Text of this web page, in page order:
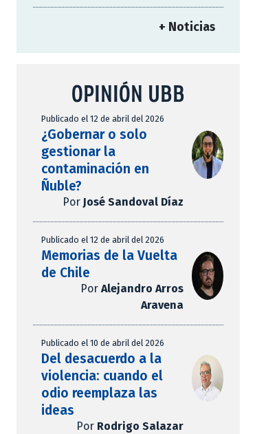
+ Noticias
OPINIÓN UBB
Publicado el 12 de abril del 2026
¿Gobernar o solo
gestionar la
contaminación en
Ñuble?
Por José Sandoval Díaz
Publicado el 12 de abril del 2026
Memorias de la Vuelta
de Chile
Por Alejandro Arros
Aravena
Publicado el 10 de abril del 2026
Del desacuerdo a la
violencia: cuando el
odio reemplaza las
ideas
Por Rodrigo Salazar